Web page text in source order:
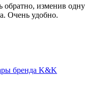
обратно, изменив одну
Очень удобно.
бренда K&K